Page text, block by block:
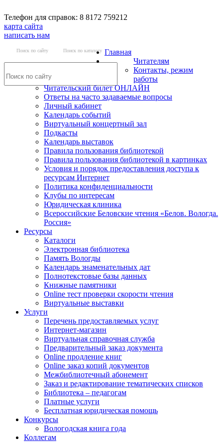
Телефон для справок: 8 8172 759212
карта сайта
написать нам
Поиск по сайту Поиск по каталогу Главная
Читателям
Контакты, режим
работы
Читательский билет ОНЛАЙН
Ответы на часто задаваемые вопросы
Личный кабинет
Календарь событий
Виртуальный концертный зал
Подкасты
Календарь выставок
Правила пользования библиотекой
Правила пользования библиотекой в картинках
Условия и порядок предоставления доступа к
ресурсам Интернет
Политика конфиденциальности
Клубы по интересам
Юридическая клиника
Всероссийские Беловские чтения «Белов. Вологда.
Россия»
Ресурсы
Каталоги
Электронная библиотека
Память Вологды
Календарь знаменательных дат
Полнотекстовые базы данных
Книжные памятники
Online тест проверки скорости чтения
Виртуальные выставки
Услуги
Перечень предоставляемых услуг
Интернет-магазин
Виртуальная справочная служба
Предварительный заказ документа
Online продление книг
Online заказ копий документов
Межбиблиотечный абонемент
Заказ и редактирование тематических списков
Библиотека – педагогам
Платные услуги
Бесплатная юридическая помощь
Конкурсы
Вологодская книга года
Коллегам